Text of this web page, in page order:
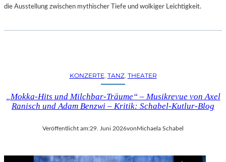
die Ausstellung zwischen mythischer Tiefe und wolkiger Leichtigkeit.
KONZERTE, TANZ, THEATER
„Mokka-Hits und Milchbar-Träume“ – Musikrevue von Axel
Ranisch und Adam Benzwi – Kritik: Schabel-Kutlur-Blog
Veröffentlicht am:29. Juni 2026vonMichaela Schabel